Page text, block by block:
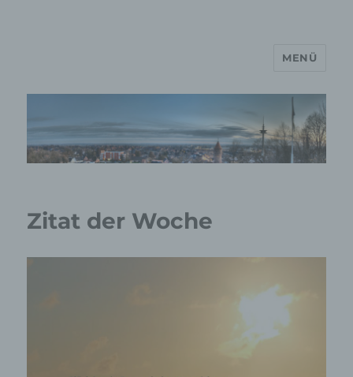
MP Mario Porten Beratung
Training Coaching
MENÜ
Zitat der Woche